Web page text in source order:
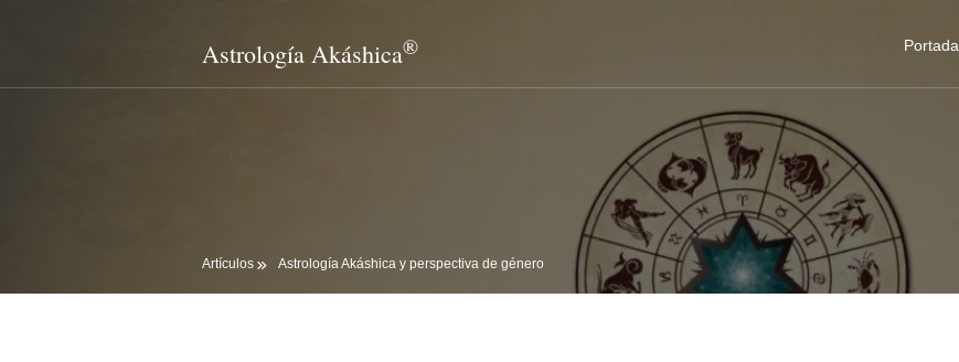
Astrología Akáshica® Portada
Artículos Astrología Akáshica y perspectiva de género